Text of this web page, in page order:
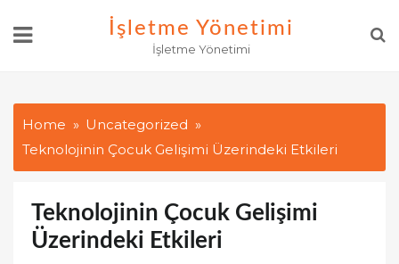
İşletme Yönetimi
İşletme Yönetimi
Home
Uncategorized
Teknolojinin Çocuk Gelişimi Üzerindeki Etkileri
Teknolojinin Çocuk Gelişimi
Üzerindeki Etkileri